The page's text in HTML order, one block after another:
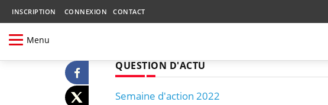
INSCRIPTION CONNEXION CONTACT
Menu
QUESTION D'ACTU
Semaine d'action 2022